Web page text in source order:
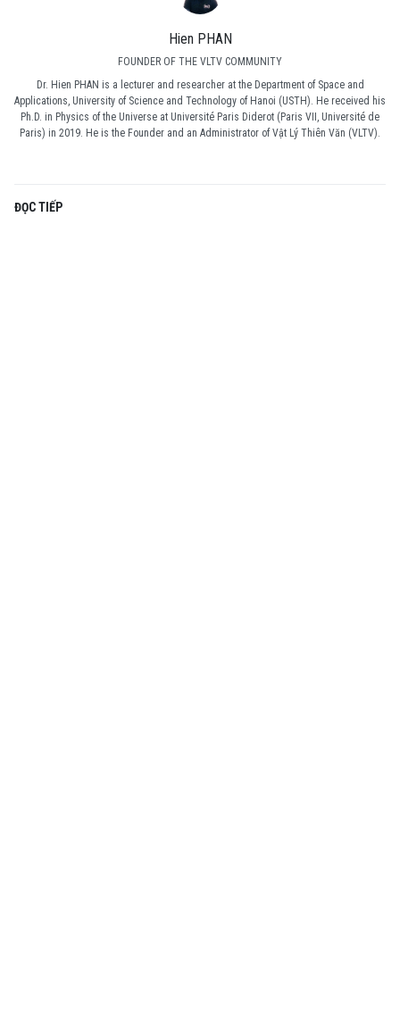
Hien PHAN
FOUNDER OF THE VLTV COMMUNITY
Dr. Hien PHAN is a lecturer and researcher at the Department of Space and
Applications, University of Science and Technology of Hanoi (USTH). He received his
Ph.D. in Physics of the Universe at Université Paris Diderot (Paris VII, Université de
Paris) in 2019. He is the Founder and an Administrator of Vật Lý Thiên Văn (VLTV).
ĐỌC TIẾP